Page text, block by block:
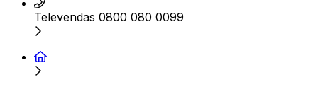
Televendas 0800 080 0099